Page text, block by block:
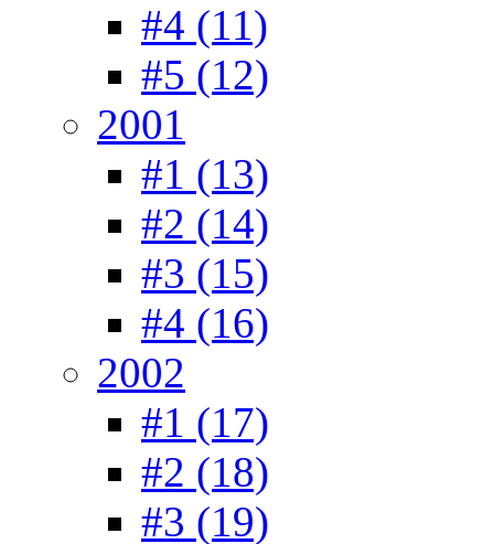
#4 (11)
#5 (12)
2001
#1 (13)
#2 (14)
#3 (15)
#4 (16)
2002
#1 (17)
#2 (18)
#3 (19)